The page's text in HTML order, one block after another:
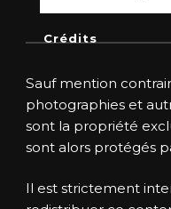
Crédits
Sauf mention
photographies et
sont la propriété
sont alors protégés
Il est strictement